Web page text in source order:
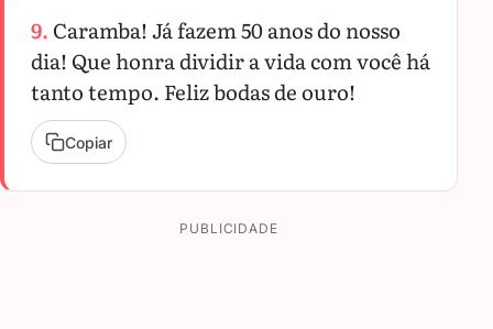
9. Caramba! Já fazem 50 anos do nosso
dia! Que honra dividir a vida com você há
tanto tempo. Feliz bodas de ouro!
Copiar
PUBLICIDADE